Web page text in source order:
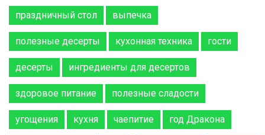
праздничный стол выпечка
полезные десерты кухонная техника гости
десерты ингредиенты для десертов
здоровое питание полезные сладости
угощения кухня чаепитие год Дракона